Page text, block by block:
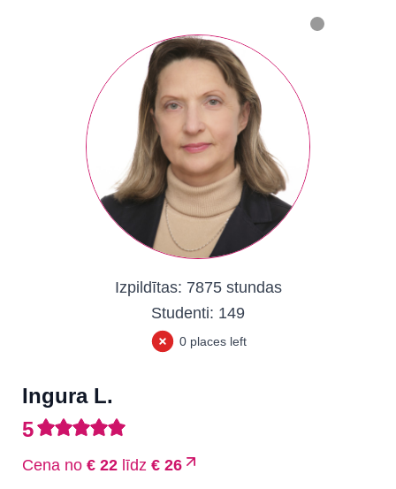
Izpildītas: 7875 stundas
Studenti: 149
0 places left
Ingura L.
5
Cena no € 22 līdz € 26